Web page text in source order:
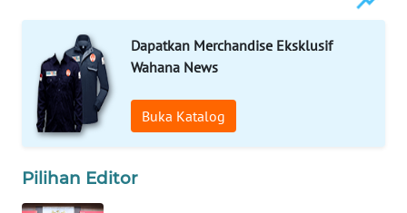
Dapatkan Merchandise Eksklusif
Wahana News
Buka Katalog
Pilihan Editor
WN
LABUANBAJO
WN
BORNEO
Wahana
Media
Group